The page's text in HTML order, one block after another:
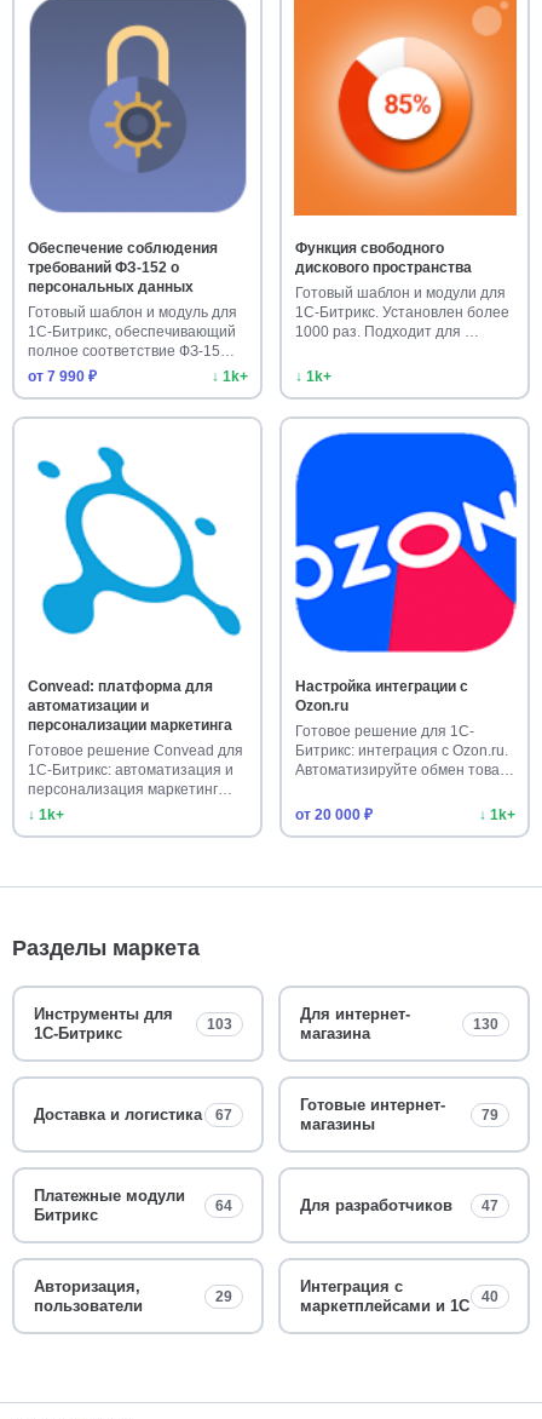
Обеспечение соблюдения
требований ФЗ-152 о
персональных данных
Готовый шаблон и модуль для
1С-Битрикс, обеспечивающий
полное соответствие ФЗ-15…
от 7 990 ₽
↓ 1k+
Функция свободного
дискового пространства
Готовый шаблон и модули для
1С-Битрикс. Установлен более
1000 раз. Подходит для …
↓ 1k+
Convead: платформа для
автоматизации и
персонализации маркетинга
Готовое решение Convead для
1С-Битрикс: автоматизация и
персонализация маркетинг…
↓ 1k+
Настройка интеграции с
Ozon.ru
Готовое решение для 1С-
Битрикс: интеграция с Ozon.ru.
Автоматизируйте обмен това…
от 20 000 ₽ ↓ 1k+
Разделы маркета
Инструменты для
1С-Битрикс
103
Для интернет-
магазина
130
Доставка и логистика 67
Готовые интернет-
магазины
79
Платежные модули
Битрикс
64 Для разработчиков 47
Авторизация,
пользователи
29
Интеграция с
маркетплейсами и 1С
40